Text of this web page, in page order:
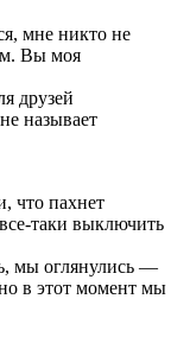
мне никто не
Вы моя
друзей
называет
что пахнет
таки выключить
мы оглянулись —
в этот момент мы